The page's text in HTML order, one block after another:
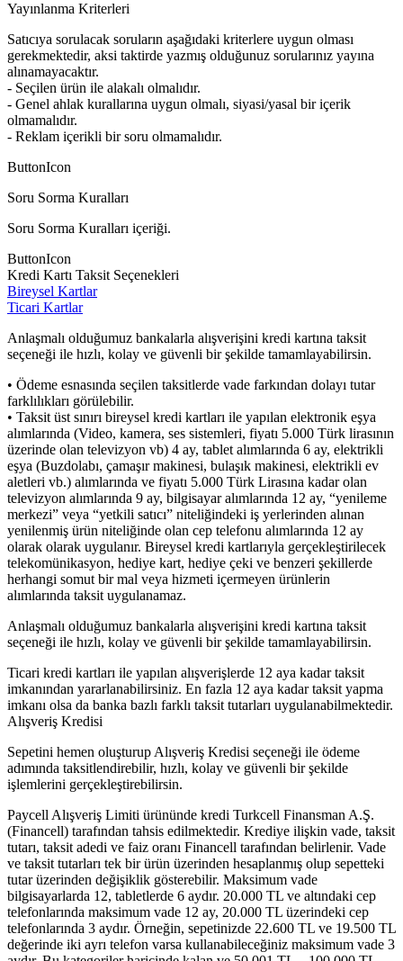
Yayınlanma Kriterleri
Satıcıya sorulacak soruların aşağıdaki kriterlere uygun olması
gerekmektedir, aksi taktirde yazmış olduğunuz sorularınız yayına
alınamayacaktır.
- Seçilen ürün ile alakalı olmalıdır.
- Genel ahlak kurallarına uygun olmalı, siyasi/yasal bir içerik
olmamalıdır.
- Reklam içerikli bir soru olmamalıdır.
ButtonIcon
Soru Sorma Kuralları
Soru Sorma Kuralları içeriği.
ButtonIcon
Kredi Kartı Taksit Seçenekleri
Bireysel Kartlar
Ticari Kartlar
Anlaşmalı olduğumuz bankalarla alışverişini kredi kartına taksit
seçeneği ile hızlı, kolay ve güvenli bir şekilde tamamlayabilirsin.
• Ödeme esnasında seçilen taksitlerde vade farkından dolayı tutar
farklılıkları görülebilir.
• Taksit üst sınırı bireysel kredi kartları ile yapılan elektronik eşya
alımlarında (Video, kamera, ses sistemleri, fiyatı 5.000 Türk lirasının
üzerinde olan televizyon vb) 4 ay, tablet alımlarında 6 ay, elektrikli
eşya (Buzdolabı, çamaşır makinesi, bulaşık makinesi, elektrikli ev
aletleri vb.) alımlarında ve fiyatı 5.000 Türk Lirasına kadar olan
televizyon alımlarında 9 ay, bilgisayar alımlarında 12 ay, “yenileme
merkezi” veya “yetkili satıcı” niteliğindeki iş yerlerinden alınan
yenilenmiş ürün niteliğinde olan cep telefonu alımlarında 12 ay
olarak olarak uygulanır. Bireysel kredi kartlarıyla gerçekleştirilecek
telekomünikasyon, hediye kart, hediye çeki ve benzeri şekillerde
herhangi somut bir mal veya hizmeti içermeyen ürünlerin
alımlarında taksit uygulanamaz.
Anlaşmalı olduğumuz bankalarla alışverişini kredi kartına taksit
seçeneği ile hızlı, kolay ve güvenli bir şekilde tamamlayabilirsin.
Ticari kredi kartları ile yapılan alışverişlerde 12 aya kadar taksit
imkanından yararlanabilirsiniz. En fazla 12 aya kadar taksit yapma
imkanı olsa da banka bazlı farklı taksit tutarları uygulanabilmektedir.
Alışveriş Kredisi
Sepetini hemen oluşturup Alışveriş Kredisi seçeneği ile ödeme
adımında taksitlendirebilir, hızlı, kolay ve güvenli bir şekilde
işlemlerini gerçekleştirebilirsin.
Paycell Alışveriş Limiti ürününde kredi Turkcell Finansman A.Ş.
(Financell) tarafından tahsis edilmektedir. Krediye ilişkin vade, taksit
tutarı, taksit adedi ve faiz oranı Financell tarafından belirlenir. Vade
ve taksit tutarları tek bir ürün üzerinden hesaplanmış olup sepetteki
tutar üzerinden değişiklik gösterebilir. Maksimum vade
bilgisayarlarda 12, tabletlerde 6 aydır. 20.000 TL ve altındaki cep
telefonlarında maksimum vade 12 ay, 20.000 TL üzerindeki cep
telefonlarında 3 aydır. Örneğin, sepetinizde 22.600 TL ve 19.500 TL
değerinde iki ayrı telefon varsa kullanabileceğiniz maksimum vade 3